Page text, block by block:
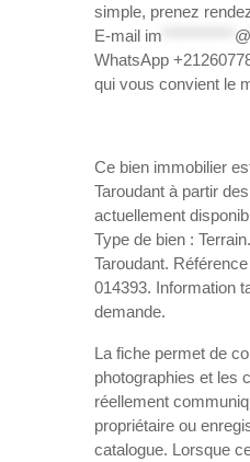
simple, prenez
E-mail im @
WhatsApp
qui vous convient le
Ce bien immobilier
Taroudant à partir
actuellement
Type de bien :
Taroudant.
014393. Information
demande.
La fiche permet de
photographies et les
réellement
propriétaire ou
catalogue. Lorsque